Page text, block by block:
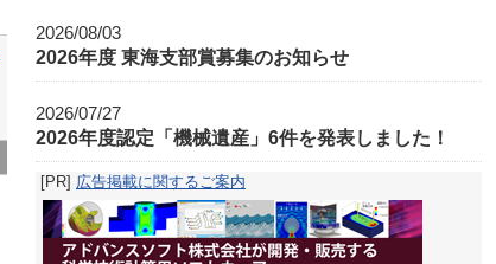
2026/08/03
2026年度 東海支部賞募集のお知らせ
2026/07/27
2026年度認定「機械遺産」6件を発表しました！
[PR] 広告掲載に関するご案内